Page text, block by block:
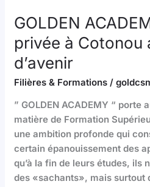
GOLDEN
privée à Cotonou
d’avenir
Filières & Formations /
” GOLDEN ACADEMY “ porte
matière de Formation
une ambition profonde qui
certain épanouissement des
qu’à la fin de leurs études, ils
des «sachants», mais surtout